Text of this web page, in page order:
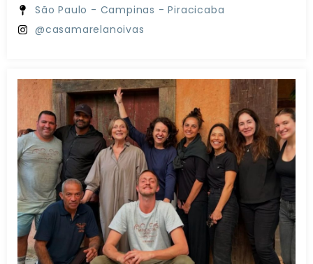
São Paulo - Campinas - Piracicaba
@casamarelanoivas